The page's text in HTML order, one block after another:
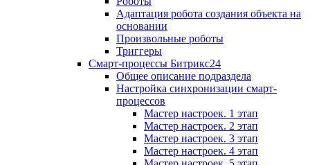
Адаптация робота создания объекта на
основании
Произвольные роботы
Триггеры
Смарт-процессы Битрикс24
Общее описание подраздела
Настройка синхронизации смарт-
процессов
Мастер настроек. 1 этап
Мастер настроек. 2 этап
Мастер настроек. 3 этап
Мастер настроек. 4 этап